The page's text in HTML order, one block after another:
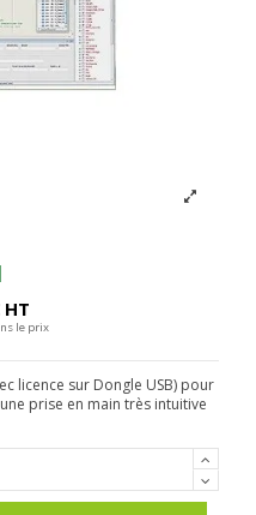
le prix
licence sur Dongle USB) pour
prise en main très intuitive